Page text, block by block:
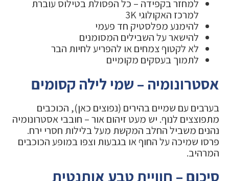
למחזר בקפידה – כל הפסולת בטילוס עוברת
למרכז האקולוגי 3K
להימנע מפלסטיק חד פעמי
להישאר על השבילים המסומנים
לא לקטוף צמחים או להפריע לחיות הבר
לתמוך בעסקים מקומיים
אסטרונומיה – שמי לילה קסומים
בערבים עם שמיים בהירים (נפוצים כאן), הכוכבים
מתפוצצים לנוף. יש מעט זיהום אור – חובבי אסטרונומיה
נהנים משביל החלב המקשת מעל בלילות חסרי ירח.
פרסו שמיכה על החוף או בגבעות וצפו במופע הכוכבים
המרהיב.
סיכום – חוויית טבע אותנטית